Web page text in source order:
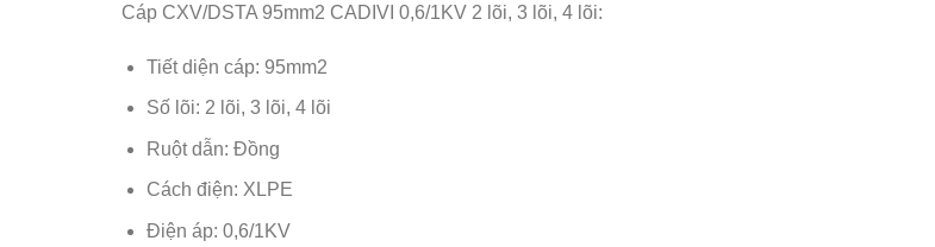
Cáp CXV/DSTA 95mm2 CADIVI 0,6/1KV 2 lõi, 3 lõi, 4 lõi:
Tiết diện cáp: 95mm2
Số lõi: 2 lõi, 3 lõi, 4 lõi
Ruột dẫn: Đồng
Cách điện: XLPE
Điện áp: 0,6/1KV